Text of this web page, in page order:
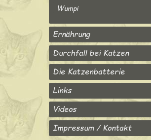
Wumpi
Ernährung
Durchfall bei Katzen
Die Katzenbatterie
Links
Videos
Impressum / Kontakt